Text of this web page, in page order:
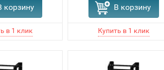
корзину В корзину